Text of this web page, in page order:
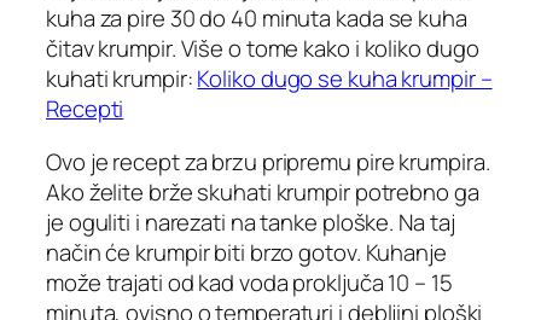
kuha za pire 30 do 40 minuta kada se kuha
čitav krumpir. Više o tome kako i koliko dugo
kuhati krumpir:Koliko dugo se kuha krumpir –
Recepti
Ovo je recept za brzu pripremu pire krumpira.
Ako želite brže skuhati krumpir potrebno ga
je oguliti i narezati na tanke ploške. Na taj
način će krumpir biti brzo gotov. Kuhanje
može trajati od kad voda proključa 10 – 15
minuta, ovisno o temperaturi i debljini ploški